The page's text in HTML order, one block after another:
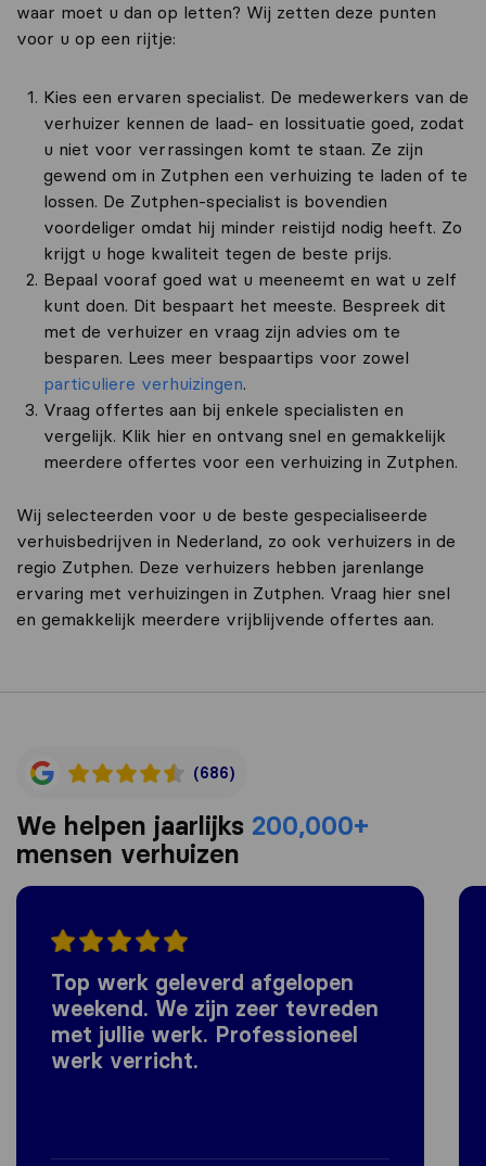
waar moet u dan op letten? Wij zetten deze punten
voor u op een rijtje:
Kies een ervaren specialist. De medewerkers van de
verhuizer kennen de laad- en lossituatie goed, zodat
u niet voor verrassingen komt te staan. Ze zijn
gewend om in Zutphen een verhuizing te laden of te
lossen. De Zutphen-specialist is bovendien
voordeliger omdat hij minder reistijd nodig heeft. Zo
krijgt u hoge kwaliteit tegen de beste prijs.
Bepaal vooraf goed wat u meeneemt en wat u zelf
kunt doen. Dit bespaart het meeste. Bespreek dit
met de verhuizer en vraag zijn advies om te
besparen. Lees meer bespaartips voor zowel
particuliere verhuizingen.
Vraag offertes aan bij enkele specialisten en
vergelijk. Klik hier en ontvang snel en gemakkelijk
meerdere offertes voor een verhuizing in Zutphen.
Wij selecteerden voor u de beste gespecialiseerde
verhuisbedrijven in Nederland, zo ook verhuizers in de
regio Zutphen. Deze verhuizers hebben jarenlange
ervaring met verhuizingen in Zutphen. Vraag hier snel
en gemakkelijk meerdere vrijblijvende offertes aan.
(686)
We helpen jaarlijks 200,000+
mensen verhuizen
Top werk geleverd afgelopen
weekend. We zijn zeer tevreden
met jullie werk. Professioneel
werk verricht.